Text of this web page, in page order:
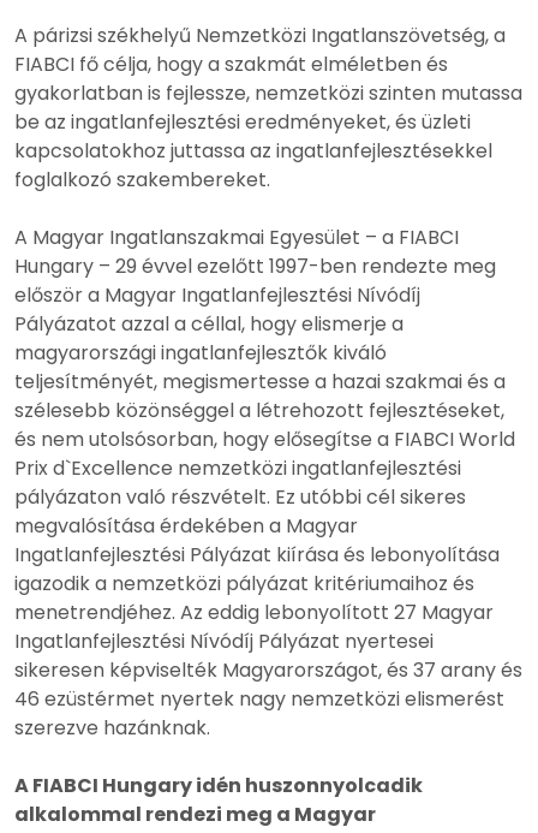
A párizsi székhelyű Nemzetközi Ingatlanszövetség, a
FIABCI fő célja, hogy a szakmát elméletben és
gyakorlatban is fejlessze, nemzetközi szinten mutassa
be az ingatlanfejlesztési eredményeket, és üzleti
kapcsolatokhoz juttassa az ingatlanfejlesztésekkel
foglalkozó szakembereket.
A Magyar Ingatlanszakmai Egyesület – a FIABCI
Hungary – 29 évvel ezelőtt 1997-ben rendezte meg
először a Magyar Ingatlanfejlesztési Nívódíj
Pályázatot azzal a céllal, hogy elismerje a
magyarországi ingatlanfejlesztők kiváló
teljesítményét, megismertesse a hazai szakmai és a
szélesebb közönséggel a létrehozott fejlesztéseket,
és nem utolsósorban, hogy elősegítse a FIABCI World
Prix d`Excellence nemzetközi ingatlanfejlesztési
pályázaton való részvételt. Ez utóbbi cél sikeres
megvalósítása érdekében a Magyar
Ingatlanfejlesztési Pályázat kiírása és lebonyolítása
igazodik a nemzetközi pályázat kritériumaihoz és
menetrendjéhez. Az eddig lebonyolított 27 Magyar
Ingatlanfejlesztési Nívódíj Pályázat nyertesei
sikeresen képviselték Magyarországot, és 37 arany és
46 ezüstérmet nyertek nagy nemzetközi elismerést
szerezve hazánknak.
A FIABCI Hungary idén huszonnyolcadik
alkalommal rendezi meg a Magyar